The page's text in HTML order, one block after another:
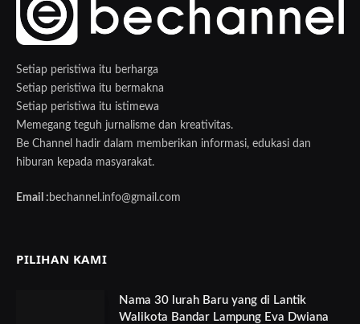
Setiap peristiwa itu berharga
Setiap peristiwa itu bermakna
Setiap peristiwa itu istimewa
Memegang teguh jurnalisme dan kreativitas.
Be Channel hadir dalam memberikan informasi, edukasi dan
hiburan kepada masyarakat.
Email : bechannel.info@gmail.com
PILIHAN KAMI
Nama 30 lurah Baru yang di Lantik
Walikota Bandar Lampung Eva Dwiana